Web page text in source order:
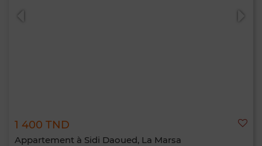
1 400 TND
Appartement à Sidi Daoued, La Marsa